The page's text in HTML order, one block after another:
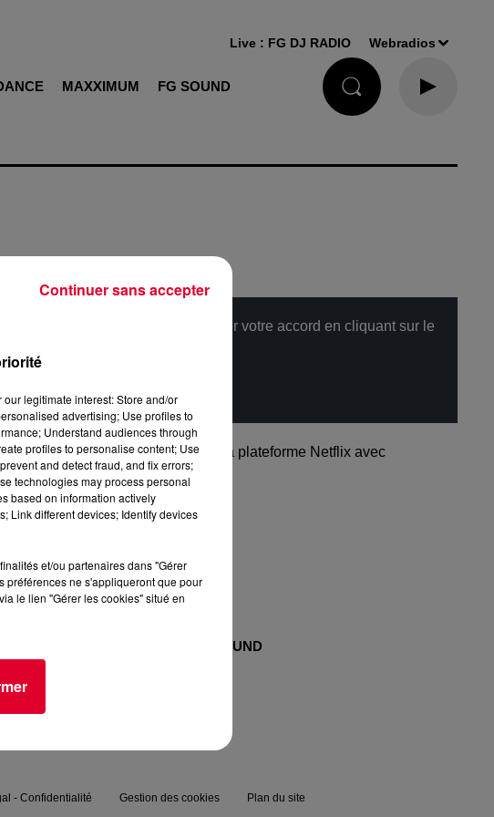
MAXXIMUM FG SOUND
Live : FG DJ RADIO Webradios
l'afficher, merci de nous donner votre accord en cliquant sur le
du début d’année 2020 sur la plateforme Netflix avec
FG SOUND
- Confidentialité Gestion des cookies Plan du site
legitimate interest: Store and/or
advertising; Use profiles to
Understand audiences through
profiles to personalise content; Use
and detect fraud, and fix errors;
technologies may process personal
based on information actively
Link different devices; Identify devices
et/ou partenaires dans "Gérer
préférences ne s'appliqueront que pour
le lien "Gérer les cookies" situé en
Continuer sans accepter